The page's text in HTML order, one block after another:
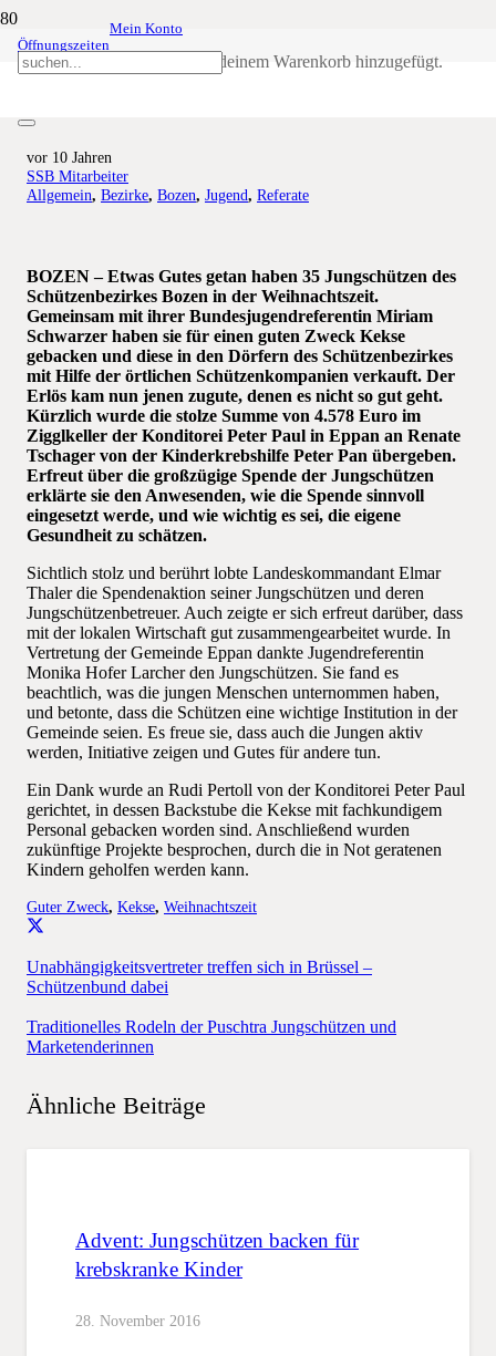
Öffnungszeiten
Mein Konto
wurde deinem Warenkorb hinzugefügt.
Jungschützen aktiv: 4.578 Euro für
vor 10 Jahren
SSB Mitarbeiter
Allgemein, Bezirke, Bozen, Jugend, Referate
BOZEN – Etwas Gutes getan haben 35 Jungschützen des
Schützenbezirkes Bozen in der Weihnachtszeit.
Gemeinsam mit ihrer Bundesjugendreferentin Miriam
Schwarzer haben sie für einen guten Zweck Kekse
gebacken und diese in den Dörfern des Schützenbezirkes
mit Hilfe der örtlichen Schützenkompanien verkauft. Der
Erlös kam nun jenen zugute, denen es nicht so gut geht.
Kürzlich wurde die stolze Summe von 4.578 Euro im
Zigglkeller der Konditorei Peter Paul in Eppan an Renate
Tschager von der Kinderkrebshilfe Peter Pan übergeben.
Erfreut über die großzügige Spende der Jungschützen
erklärte sie den Anwesenden, wie die Spende sinnvoll
eingesetzt werde, und wie wichtig es sei, die eigene
Gesundheit zu schätzen.
Sichtlich stolz und berührt lobte Landeskommandant Elmar
Thaler die Spendenaktion seiner Jungschützen und deren
Jungschützenbetreuer. Auch zeigte er sich erfreut darüber, dass
mit der lokalen Wirtschaft gut zusammengearbeitet wurde. In
Vertretung der Gemeinde Eppan dankte Jugendreferentin
Monika Hofer Larcher den Jungschützen. Sie fand es
beachtlich, was die jungen Menschen unternommen haben,
und betonte, dass die Schützen eine wichtige Institution in der
Gemeinde seien. Es freue sie, dass auch die Jungen aktiv
werden, Initiative zeigen und Gutes für andere tun.
Ein Dank wurde an Rudi Pertoll von der Konditorei Peter Paul
gerichtet, in dessen Backstube die Kekse mit fachkundigem
Personal gebacken worden sind. Anschließend wurden
zukünftige Projekte besprochen, durch die in Not geratenen
Kindern geholfen werden kann.
Guter Zweck, Kekse, Weihnachtszeit
Unabhängigkeitsvertreter treffen sich in Brüssel –
Schützenbund dabei
Traditionelles Rodeln der Puschtra Jungschützen und
Marketenderinnen
Ähnliche Beiträge
Advent: Jungschützen backen für
krebskranke Kinder
28. November 2016